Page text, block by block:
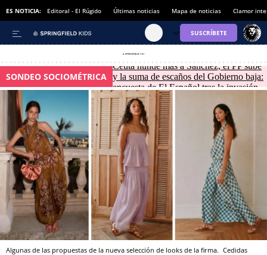
ES NOTICIA: Editoral - El Rúgido Últimas noticias Mapa de noticias Clamor
SONDEO SOCIOMÉTRICA
Ceuta hunde más a Sánchez, el PP sube
y la suma de escaños del Gobierno baja:
encuesta de El Español tras la invasión
Algunas de las propuestas de la nueva selección de looks de la firma. Cedidas